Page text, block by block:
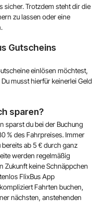
sicher. Trotzdem steht dir die
zu lassen oder eine
Gutscheins
einlösen möchtest,
musst hierfür keinerlei Geld
sparen?
sparst du bei der Buchung
% des Fahrpreises. Immer
ab 5 € durch ganz
werden regelmäßig
Zukunft keine Schnäppchen
FlixBus App
Fahrten buchen,
nächsten, anstehenden